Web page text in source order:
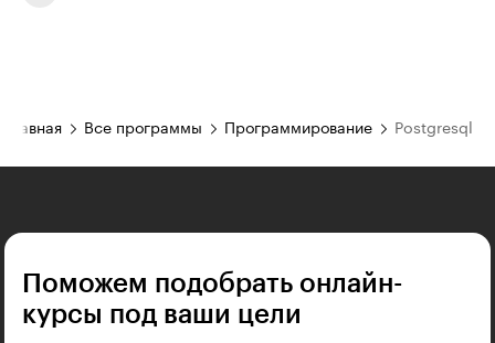
Главная Все программы Программирование Postgresql
Поможем подобрать онлайн-
курсы под ваши цели